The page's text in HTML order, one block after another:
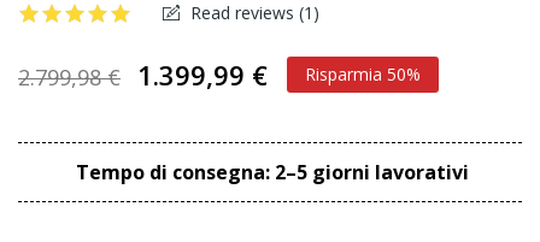
Read reviews (1 )
2.799,98 € 1.399,99 € Risparmia 50%
Tempo di consegna: 2–5 giorni lavorativi